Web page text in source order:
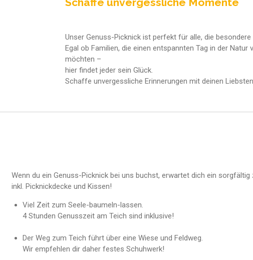
Unser Genuss-Picknick ist perfekt für alle, die
Egal ob Familien, die einen entspannten Tag in der
möchten –
hier findet jeder sein Glück.
Schaffe unvergessliche Erinnerungen mit deinen
Wenn du ein Genuss-Picknick bei uns buchst, erwartet dich ein
inkl. Picknickdecke und Kissen!
Viel Zeit zum Seele-baumeln-lassen.
4 Stunden Genusszeit am Teich sind inklusive!
Der Weg zum Teich führt über eine Wiese und Feldweg.
Wir empfehlen dir daher festes Schuhwerk!